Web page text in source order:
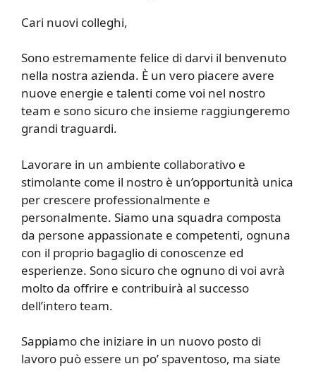
Cari nuovi colleghi,
Sono estremamente felice di darvi il benvenuto
nella nostra azienda. È un vero piacere avere
nuove energie e talenti come voi nel nostro
team e sono sicuro che insieme raggiungeremo
grandi traguardi.
Lavorare in un ambiente collaborativo e
stimolante come il nostro è un’opportunità unica
per crescere professionalmente e
personalmente. Siamo una squadra composta
da persone appassionate e competenti, ognuna
con il proprio bagaglio di conoscenze ed
esperienze. Sono sicuro che ognuno di voi avrà
molto da offrire e contribuirà al successo
dell’intero team.
Sappiamo che iniziare in un nuovo posto di
lavoro può essere un po’ spaventoso, ma siate